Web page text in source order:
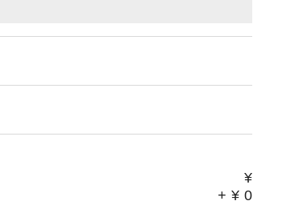
¥
+ ¥ 0